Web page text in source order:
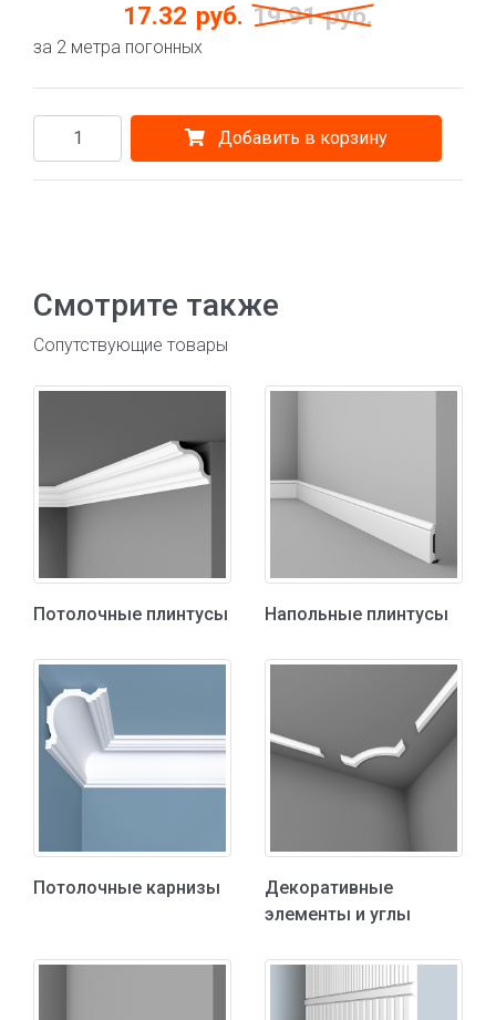
17.32 руб. 19.91 руб.
за 2 метра погонных
Добавить в корзину
Смотрите также
Сопутствующие товары
Потолочные плинтусы Напольные плинтусы
Потолочные карнизы
Декоративные
элементы и углы